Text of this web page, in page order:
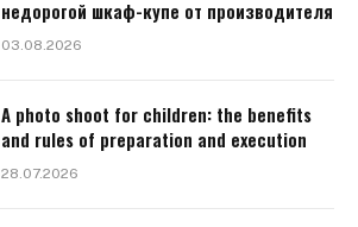
недорогой шкаф-купе от производителя
03.08.2026
A photo shoot for children: the benefits
and rules of preparation and execution
28.07.2026